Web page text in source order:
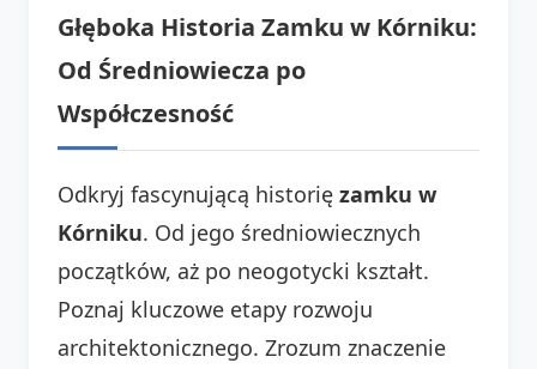
Głęboka Historia Zamku w Kórniku:
Od Średniowiecza po
Współczesność
Odkryj fascynującą historię zamku w
Kórniku. Od jego średniowiecznych
początków, aż po neogotycki kształt.
Poznaj kluczowe etapy rozwoju
architektonicznego. Zrozum znaczenie